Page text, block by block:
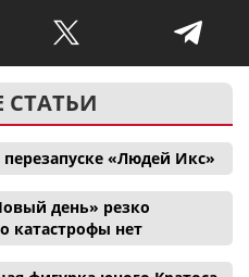
СТАТЬИ
«Людей Икс»
день» резко
катастрофы нет